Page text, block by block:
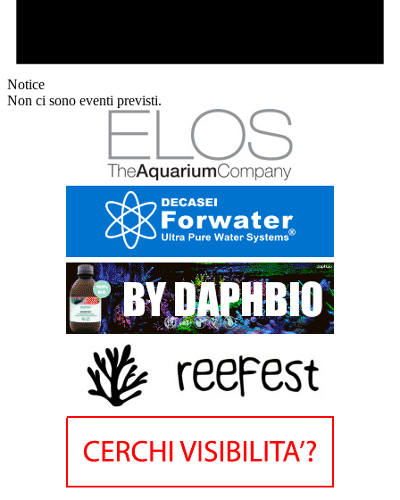
Notice
Non ci sono eventi previsti.